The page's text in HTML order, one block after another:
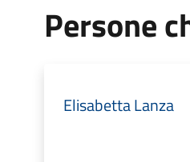
Persone
Elisabetta Lanza